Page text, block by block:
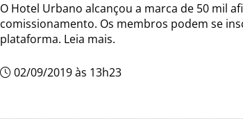
O Hotel Urbano alcançou a marca de 50 mil
comissionamento. Os membros podem se
plataforma. Leia mais.
02/09/2019 às 13h23